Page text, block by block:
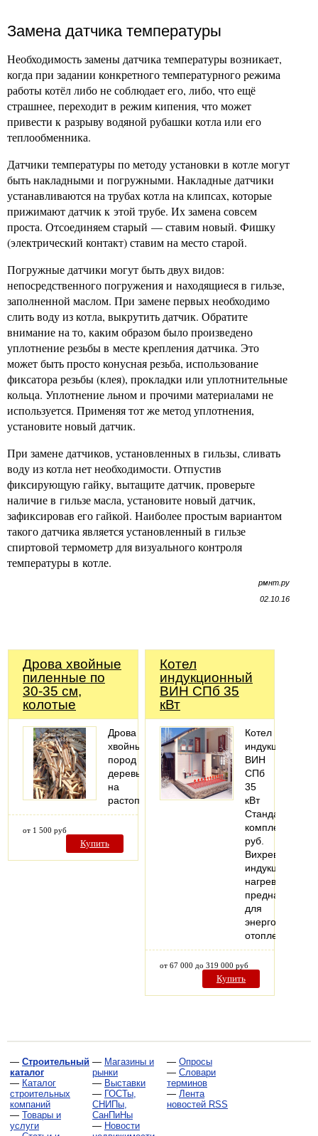
Замена датчика температуры
Необходимость замены датчика температуры возникает,
когда при задании конкретного температурного режима
работы котёл либо не соблюдает его, либо, что ещё
страшнее, переходит в режим кипения, что может
привести к разрыву водяной рубашки котла или его
теплообменника.
Датчики температуры по методу установки в котле могут
быть накладными и погружными. Накладные датчики
устанавливаются на трубах котла на клипсах, которые
прижимают датчик к этой трубе. Их замена совсем
проста. Отсоединяем старый — ставим новый. Фишку
(электрический контакт) ставим на место старой.
Погружные датчики могут быть двух видов:
непосредственного погружения и находящиеся в гильзе,
заполненной маслом. При замене первых необходимо
слить воду из котла, выкрутить датчик. Обратите
внимание на то, каким образом было произведено
уплотнение резьбы в месте крепления датчика. Это
может быть просто конусная резьба, использование
фиксатора резьбы (клея), прокладки или уплотнительные
кольца. Уплотнение льном и прочими материалами не
используется. Применяя тот же метод уплотнения,
установите новый датчик.
При замене датчиков, установленных в гильзы, сливать
воду из котла нет необходимости. Отпустив
фиксирующую гайку, вытащите датчик, проверьте
наличие в гильзе масла, установите новый датчик,
зафиксировав его гайкой. Наиболее простым вариантом
такого датчика является установленный в гильзе
спиртовой термометр для визуального контроля
температуры в котле.
рмнт.ру
02.10.16
Дрова хвойные
пиленные по
30-35 см,
колотые
Дрова
хвойных
пород
деревьев
на
растопку
от 1 500 руб
Купить
Котел
индукционный
ВИН СПб 35
кВт
Котел
индукционный
ВИН
СПб
35
кВт
Стандартная
руб.
Вихревой
индукционный
нагреватель
предназначен
для
отопления…
от 67 000 до 319 000 руб
Купить
— Строительный
каталог
— Каталог
строительных
компаний
— Товары и
услуги
— Магазины и
рынки
— Выставки
— ГОСТы,
СНИПы,
СанПиНы
— Новости
— Опросы
— Словари
терминов
— Лента
новостей RSS